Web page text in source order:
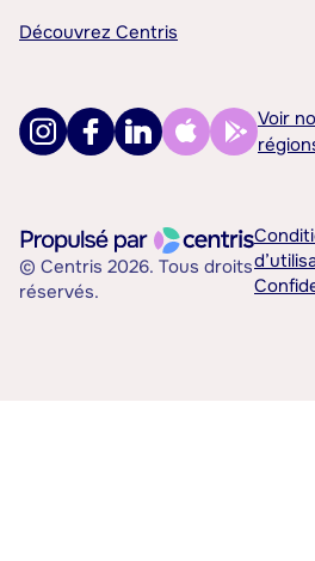
Découvrez Centris
Voir
© Centris 2026. Tous droits
réservés.